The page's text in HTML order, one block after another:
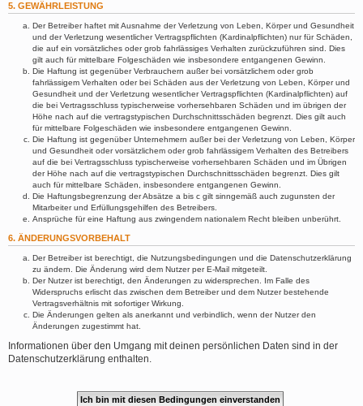
5. GEWÄHRLEISTUNG
Der Betreiber haftet mit Ausnahme der Verletzung von Leben, Körper und Gesundheit
und der Verletzung wesentlicher Vertragspflichten (Kardinalpflichten) nur für Schäden,
die auf ein vorsätzliches oder grob fahrlässiges Verhalten zurückzuführen sind. Dies
gilt auch für mittelbare Folgeschäden wie insbesondere entgangenen Gewinn.
Die Haftung ist gegenüber Verbrauchern außer bei vorsätzlichem oder grob
fahrlässigem Verhalten oder bei Schäden aus der Verletzung von Leben, Körper und
Gesundheit und der Verletzung wesentlicher Vertragspflichten (Kardinalpflichten) auf
die bei Vertragsschluss typischerweise vorhersehbaren Schäden und im übrigen der
Höhe nach auf die vertragstypischen Durchschnittsschäden begrenzt. Dies gilt auch
für mittelbare Folgeschäden wie insbesondere entgangenen Gewinn.
Die Haftung ist gegenüber Unternehmern außer bei der Verletzung von Leben, Körper
und Gesundheit oder vorsätzlichem oder grob fahrlässigem Verhalten des Betreibers
auf die bei Vertragsschluss typischerweise vorhersehbaren Schäden und im Übrigen
der Höhe nach auf die vertragstypischen Durchschnittsschäden begrenzt. Dies gilt
auch für mittelbare Schäden, insbesondere entgangenen Gewinn.
Die Haftungsbegrenzung der Absätze a bis c gilt sinngemäß auch zugunsten der
Mitarbeiter und Erfüllungsgehilfen des Betreibers.
Ansprüche für eine Haftung aus zwingendem nationalem Recht bleiben unberührt.
6. ÄNDERUNGSVORBEHALT
Der Betreiber ist berechtigt, die Nutzungsbedingungen und die Datenschutzerklärung
zu ändern. Die Änderung wird dem Nutzer per E-Mail mitgeteilt.
Der Nutzer ist berechtigt, den Änderungen zu widersprechen. Im Falle des
Widerspruchs erlischt das zwischen dem Betreiber und dem Nutzer bestehende
Vertragsverhältnis mit sofortiger Wirkung.
Die Änderungen gelten als anerkannt und verbindlich, wenn der Nutzer den
Änderungen zugestimmt hat.
Informationen über den Umgang mit deinen persönlichen Daten sind in der
Datenschutzerklärung enthalten.